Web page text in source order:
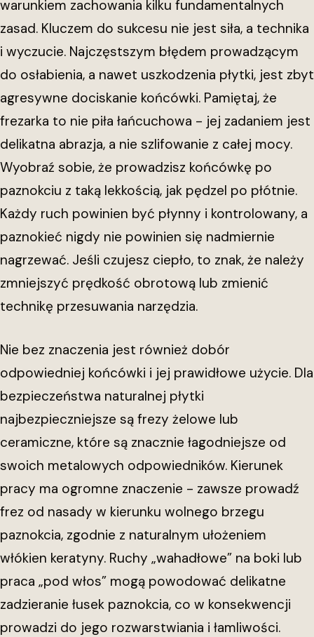
warunkiem zachowania kilku fundamentalnych
zasad. Kluczem do sukcesu nie jest siła, a technika
i wyczucie. Najczęstszym błędem prowadzącym
do osłabienia, a nawet uszkodzenia płytki, jest zbyt
agresywne dociskanie końcówki. Pamiętaj, że
frezarka to nie piła łańcuchowa - jej zadaniem jest
delikatna abrazja, a nie szlifowanie z całej mocy.
Wyobraź sobie, że prowadzisz końcówkę po
paznokciu z taką lekkością, jak pędzel po płótnie.
Każdy ruch powinien być płynny i kontrolowany, a
paznokieć nigdy nie powinien się nadmiernie
nagrzewać. Jeśli czujesz ciepło, to znak, że należy
zmniejszyć prędkość obrotową lub zmienić
technikę przesuwania narzędzia.
Nie bez znaczenia jest również dobór
odpowiedniej końcówki i jej prawidłowe użycie. Dla
bezpieczeństwa naturalnej płytki
najbezpieczniejsze są frezy żelowe lub
ceramiczne, które są znacznie łagodniejsze od
swoich metalowych odpowiedników. Kierunek
pracy ma ogromne znaczenie - zawsze prowadź
frez od nasady w kierunku wolnego brzegu
paznokcia, zgodnie z naturalnym ułożeniem
włókien keratyny. Ruchy „wahadłowe” na boki lub
praca „pod włos” mogą powodować delikatne
zadzieranie łusek paznokcia, co w konsekwencji
prowadzi do jego rozwarstwiania i łamliwości.